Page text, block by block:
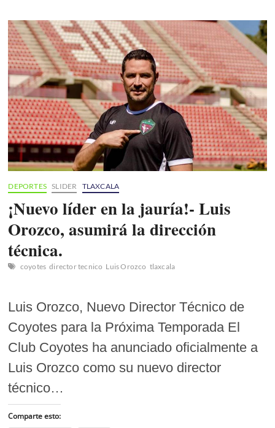
Pachuca
tendrán
partido
amistoso
rumbo
al
próximo
torneo
DEPORTES SLIDER TLAXCALA
¡Nuevo líder en la jauría!- Luis
Orozco, asumirá la dirección
técnica.
coyotes director tecnico Luis Orozco tlaxcala
Luis Orozco, Nuevo Director Técnico de
Coyotes para la Próxima Temporada El
Club Coyotes ha anunciado oficialmente a
Luis Orozco como su nuevo director
técnico…
Comparte esto: